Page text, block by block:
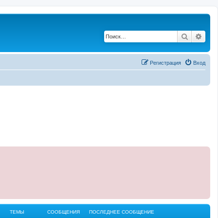
Поиск
Вход
Регистрация
ТЕМЫ СООБЩЕНИЯ ПОСЛЕДНЕЕ СООБЩЕНИЕ